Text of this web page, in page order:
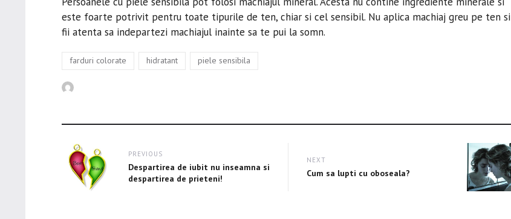
este foarte potrivit pentru toate tipurile de ten, chiar si cel sensibil. Nu aplica machiaj greu pe ten si
fii atenta sa indepartezi machiajul inainte sa te pui la somn.
Tags
farduri colorate hidratant piele sensibila
Post
navigation
PREVIOUS
Previous
post:
Despartirea de iubit nu inseamna si
despartirea de prieteni!
NEXT
Next
Cum sa lupti cu oboseala?